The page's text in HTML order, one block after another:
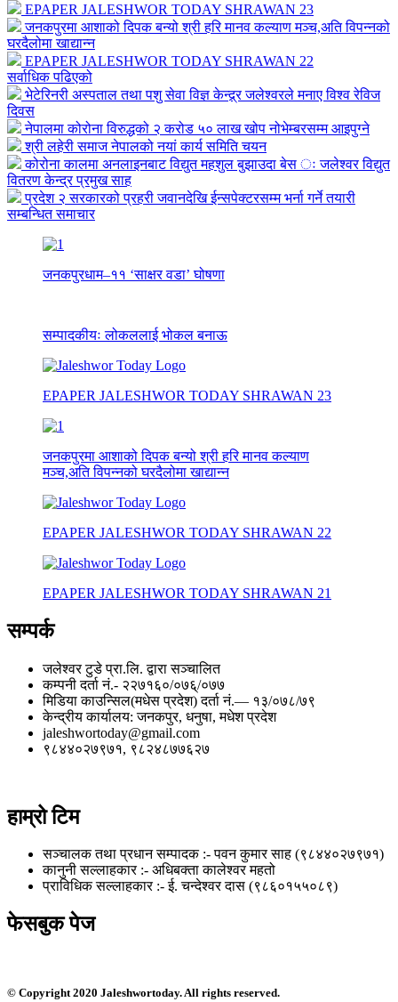
EPAPER JALESHWOR TODAY SHRAWAN 23
जनकपुरमा आशाको दिपक बन्यो श्री हरि मानव कल्याण मञ्च,अति विपन्नको
घरदैलोमा खाद्यान्न
EPAPER JALESHWOR TODAY SHRAWAN 22
सर्वाधिक पढिएको
भेटेरिनरी अस्पताल तथा पशु सेवा विज्ञ केन्द्र्र जलेश्वरले मनाए विश्व रेविज
दिवस
नेपालमा कोरोना विरुद्धको २ करोड ५० लाख खोप नोभेम्बरसम्म आइपुग्ने
श्री लहेरी समाज नेपालको नयां कार्य समिति चयन
कोरोना कालमा अनलाइनबाट विद्युत महशुल बुझाउदा बेस ः जलेश्वर विद्युत
वितरण केन्द्र प्रमुख साह
प्रदेश २ सरकारको प्रहरी जवानदेखि ईन्सपेक्टरसम्म भर्ना गर्ने तयारी
सम्बन्धित समाचार
जनकपुरधाम–११ ‘साक्षर वडा’ घोषणा
सम्पादकीयः लोकललाई भोकल बनाऊ
EPAPER JALESHWOR TODAY SHRAWAN 23
जनकपुरमा आशाको दिपक बन्यो श्री हरि मानव कल्याण
मञ्च,अति विपन्नको घरदैलोमा खाद्यान्न
EPAPER JALESHWOR TODAY SHRAWAN 22
EPAPER JALESHWOR TODAY SHRAWAN 21
सम्पर्क
जलेश्वर टुडे प्रा.लि. द्वारा सञ्चालित
कम्पनी दर्ता नं.- २२७१६०/०७६्/०७७
मिडिया काउन्सिल(मधेस प्रदेश) दर्ता नं.— १३/०७८/७९
केन्द्रीय कार्यालय: जनकपुर, धनुषा, मधेश प्रदेश
jaleshwortoday@gmail.com
९८४४०२७९७१, ९८२४८७७६२७
हाम्रो टिम
सञ्चालक तथा प्रधान सम्पादक :- पवन कुमार साह (९८४४०२७९७१)
कानुनी सल्लाहकार :- अधिबक्ता कालेश्वर महतो
प्राविधिक सल्लाहकार :- ई. चन्देश्वर दास (९८६०१५५०८९)
फेसबुक पेज
© Copyright 2020 Jaleshwortoday. All rights reserved.